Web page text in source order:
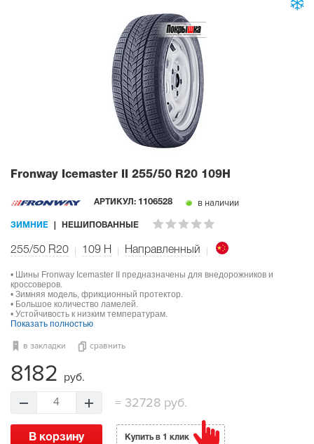
Fronway Icemaster II 255/50 R20 109H
АРТИКУЛ: 1106528 в наличии
ЗИМНИЕ НЕШИПОВАННЫЕ
255/50 R20 109 H Направленный
• Шины Fronway Icemaster II предназначены для внедорожников и
кроссоверов.
• Зимняя модель, фрикционный протектор.
• Большое количество ламелей.
• Устойчивость к низким температурам.
Показать полностью
в закладки сравнить
8182 руб.
4 = 32728 руб.
В корзину Купить в 1 клик